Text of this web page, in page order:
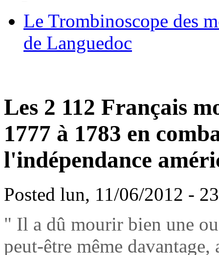
Le Trombinoscope des
de Languedoc
Les 2 112 Français
1777 à 1783 en
l'indépendance
Posted lun, 11/06/2012 -
" Il a dû mourir bien une
peut-être même davantage,